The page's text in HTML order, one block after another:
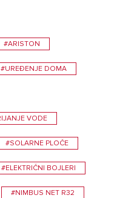
#ARISTON
#UREĐENJE DOMA
VODE
#SOLARNE PLOČE
#ELEKTRIČNI BOJLERI
#NIMBUS NET R32